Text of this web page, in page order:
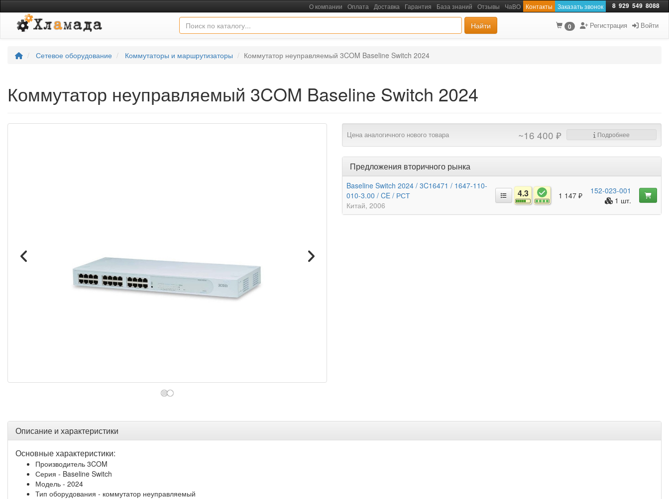
О компании Оплата Доставка Гарантия База знаний Отзывы ЧаВО Контакты Заказать звонок 8 929 549 8088
Найти 0 Регистрация Войти
Сетевое оборудование Коммутаторы и маршрутизаторы Коммутатор неуправляемый 3COM Baseline Switch 2024
Коммутатор неуправляемый 3COM Baseline Switch 2024
Цена аналогичного нового товара ~16 400 ₽ Подробнее
Предложения вторичного рынка
Baseline Switch 2024 / 3C16471 / 1647-110-
010-3.00 / CE / РСТ
Китай 2006
4.3 1 147 ₽
152-023-001
1 шт.
Описание и характеристики
Основные характеристики:
Производитель 3COM
Серия - Baseline Switch
Модель - 2024
Тип оборудования - коммутатор неуправляемый